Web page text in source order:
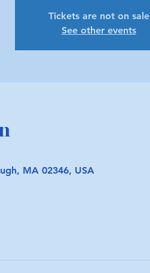
Tickets are not on sale
See other events
MA 02346, USA